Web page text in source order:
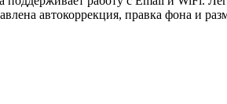
автокоррекция, правка фона и